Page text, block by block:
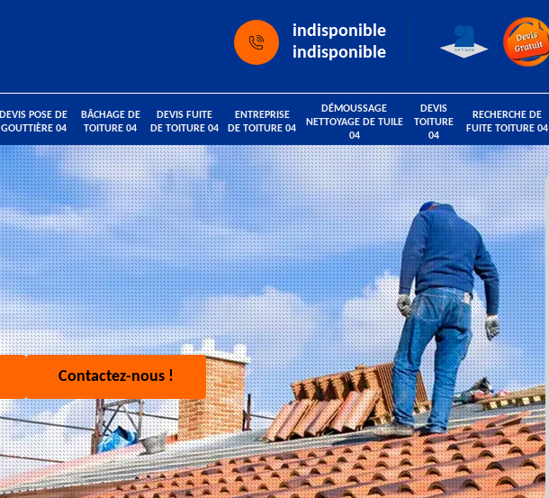
indisponible
indisponible
DEVIS POSE DE
GOUTTIÈRE 04
BÂCHAGE DE
TOITURE 04
DEVIS FUITE
DE TOITURE 04
ENTREPRISE
DE TOITURE 04
DÉMOUSSAGE
NETTOYAGE DE TUILE
04
DEVIS
TOITURE
04
RECHERCHE DE
FUITE TOITURE 04
Contactez-nous !